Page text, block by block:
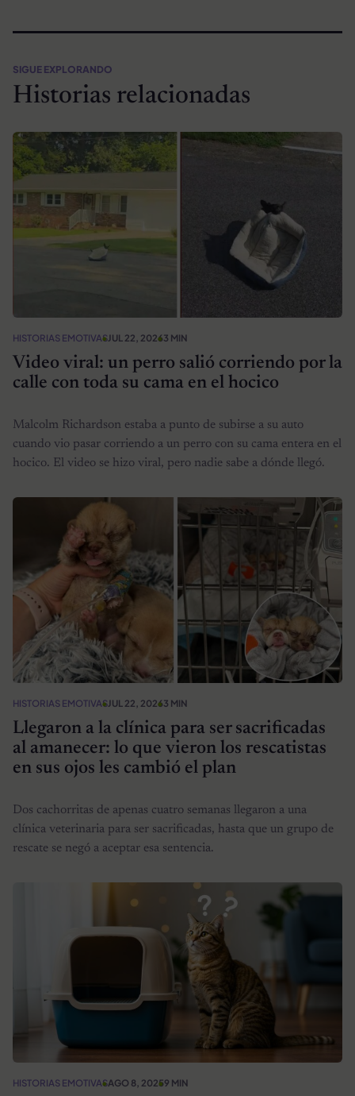
SIGUE EXPLORANDO
Historias relacionadas
HISTORIAS EMOTIVASJUL 22, 20263 MIN
Video viral: un perro salió corriendo por la
calle con toda su cama en el hocico
Malcolm Richardson estaba a punto de subirse a su auto
cuando vio pasar corriendo a un perro con su cama entera en el
hocico. El video se hizo viral, pero nadie sabe a dónde llegó.
HISTORIAS EMOTIVASJUL 22, 20263 MIN
Llegaron a la clínica para ser sacrificadas
al amanecer: lo que vieron los rescatistas
en sus ojos les cambió el plan
Dos cachorritas de apenas cuatro semanas llegaron a una
clínica veterinaria para ser sacrificadas, hasta que un grupo de
rescate se negó a aceptar esa sentencia.
HISTORIAS EMOTIVASAGO 8, 20259 MIN